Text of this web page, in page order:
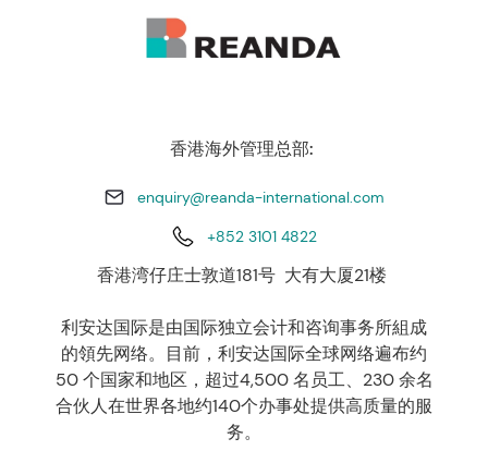
香港海外管理总部:
enquiry@reanda-international.com
+852 3101 4822
香港湾仔庄士敦道181号 大有大厦21楼
利安达国际是由国际独立会计和咨询事务所組成
的領先网络。目前，利安达国际全球网络遍布约
50 个国家和地区，超过4,500 名员工、230 余名
合伙人在世界各地约140个办事处提供高质量的服
务。